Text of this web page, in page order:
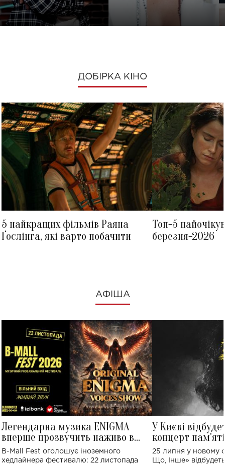
ДОБІРКА КІНО
5 найкращих фільмів Раяна
Ґослінга, які варто побачити
Топ-5
березня-2026
АФІША
Легендарна музика ENIGMA
вперше прозвучить наживо в
Україні: де відбудеться концерт
B-Mall Fest оголошує іноземного
хедлайнера фестивалю: 22 листопада
У Києві
концерт
Клименка:
виконають
25 липня у новому
Що, Інше»